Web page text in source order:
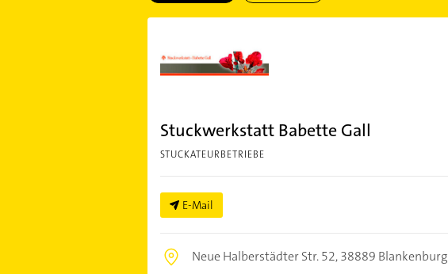
Stuckwerkstatt Babette Gall
STUCKATEURBETRIEBE
E-Mail
Neue Halberstädter Str. 52,38889 Blankenburg